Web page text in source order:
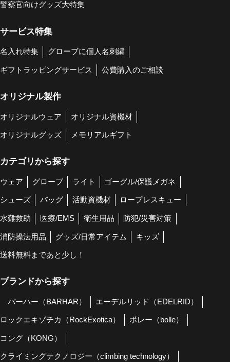
警察官向けグッズ大特集
サービス特集
名入れ特集 グローブに個人名刺繍
ギフトラッピングサービス 公費購入のご相談
オリジナル製作
オリジナルウェア オリジナル資機材
オリジナルグッズ メモリアルギフト
カテゴリから探す
ウェア グローブ ライト ゴーグル/保護メガネ
シューズ バッグ 活動資機材 ロープレスキュー
水難救助 医療/EMS 衛生用品 防犯/災害対策
消防操法用品 グッズ/日常アイテム キッズ
送料無料まであと少し！
ブランドから探す
バーハー（BARHAR） エーデルリッド（EDELRID）
ロックエキゾチカ（RockExotica） ボレー（bolle）
コング（KONG）
クライミングテクノロジー（climbing technology）